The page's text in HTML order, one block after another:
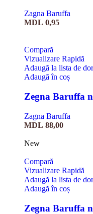
Zagna Baruffa
MDL 0,95
Compară
Vizualizare Rapidă
Adaugă la lista de
Adaugă în coș
Zegna Baruffa
Zagna Baruffa
MDL 88,00
New
Compară
Vizualizare Rapidă
Adaugă la lista de
Adaugă în coș
Zegna Baruffa